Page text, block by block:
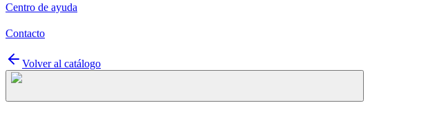
Centro de ayuda
Contacto
Volver al catálogo